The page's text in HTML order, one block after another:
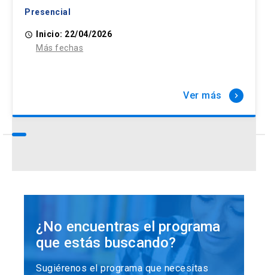
Presencial
access_time
Inicio: 22/04/2026
Más fechas
Ver más keyboard_arrow_right
¿No encuentras el programa
que estás buscando?
Sugiérenos el programa que necesitas